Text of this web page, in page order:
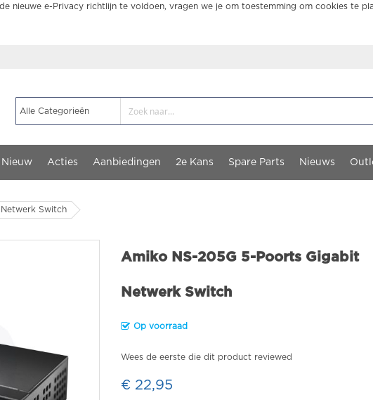
nieuwe e-Privacy richtlijn te voldoen, vragen we je om toestemming om cookies te
Nieuw Acties Aanbiedingen 2e Kans Spare Parts Nieuws
Switch
Amiko NS-205G 5-Poorts Gigabit
Netwerk Switch
Op voorraad
Wees de eerste die dit product reviewed
€ 22,95